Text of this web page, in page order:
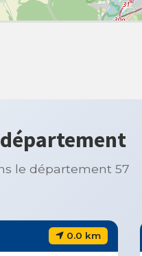
le département 57
0.0 km